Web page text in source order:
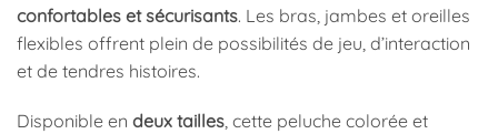
confortables et sécurisants. Les bras, jambes et oreilles
flexibles offrent plein de possibilités de jeu, d’interaction
et de tendres histoires.
Disponible en deux tailles, cette peluche colorée et